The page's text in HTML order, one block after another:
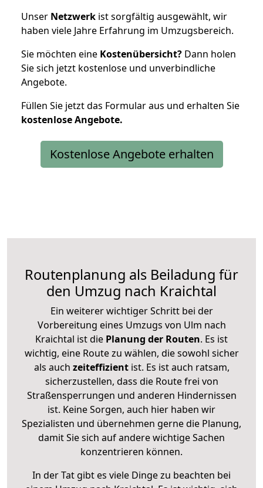
Unser Netzwerk ist sorgfältig ausgewählt, wir
haben viele Jahre Erfahrung im Umzugsbereich.
Sie möchten eine Kostenübersicht? Dann holen
Sie sich jetzt kostenlose und unverbindliche
Angebote.
Füllen Sie jetzt das Formular aus und erhalten Sie
kostenloseAngebote.
Kostenlose Angebote erhalten
Routenplanung als Beiladung für
den Umzug nach Kraichtal
Ein weiterer wichtiger Schritt bei der
Vorbereitung eines Umzugs von Ulm nach
Kraichtal ist die Planung der Routen. Es ist
wichtig, eine Route zu wählen, die sowohl sicher
als auch zeiteffizientist. Es ist auch ratsam,
sicherzustellen, dass die Route frei von
Straßensperrungen und anderen Hindernissen
ist. Keine Sorgen, auch hier haben wir
Spezialisten und übernehmen gerne die Planung,
damit Sie sich auf andere wichtige Sachen
konzentrieren können.
In der Tat gibt es viele Dinge zu beachten bei